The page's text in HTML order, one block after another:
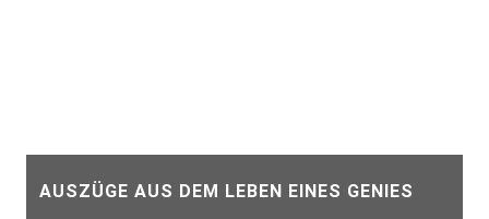
AUSZÜGE AUS DEM LEBEN EINES GENIES